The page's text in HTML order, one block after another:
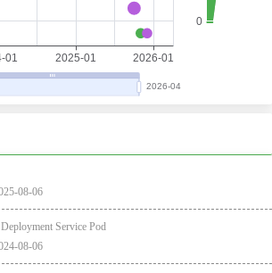
08-06
Service Pod
08-06